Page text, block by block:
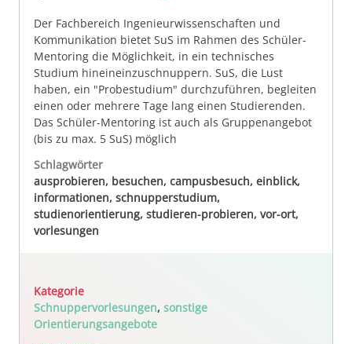
Der Fachbereich Ingenieurwissenschaften und
Kommunikation bietet SuS im Rahmen des Schüler-
Mentoring die Möglichkeit, in ein technisches
Studium hineineinzuschnuppern. SuS, die Lust
haben, ein "Probestudium" durchzuführen, begleiten
einen oder mehrere Tage lang einen Studierenden.
Das Schüler-Mentoring ist auch als Gruppenangebot
(bis zu max. 5 SuS) möglich
Schlagwörter
ausprobieren, besuchen, campusbesuch, einblick,
informationen, schnupperstudium,
studienorientierung, studieren-probieren, vor-ort,
vorlesungen
Kategorie
Schnuppervorlesungen, sonstige
Orientierungsangebote